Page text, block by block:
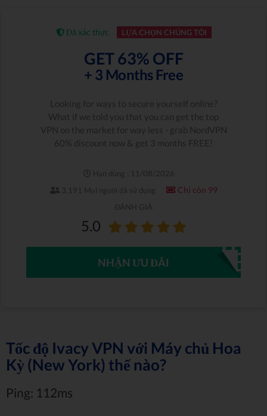
Đã xác thực LỰA CHỌN CHÚNG TÔI
GET 63% OFF
+ 3 Months Free
Looking for ways to secure yourself online?
What if we told you that you can get the top
VPN on the market for way less - grab NordVPN
60% discount now & get 3 months FREE!
Hạn dùng : 11/08/2026
3,191 Mọi người đã sử dụng
Chỉ còn 99
ĐÁNH GIÁ
5.0
NHẬN ƯU ĐÃI
Tốc độ Ivacy VPN với Máy chủ Hoa
Kỳ (New York) thế nào?
Ping: 112ms